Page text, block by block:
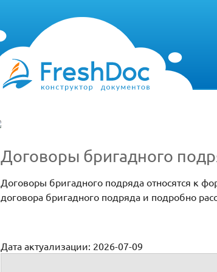
Договоры бригадного
Договоры бригадного подряда относятся к
договора бригадного подряда и подробно
Дата актуализации: 2026-07-09